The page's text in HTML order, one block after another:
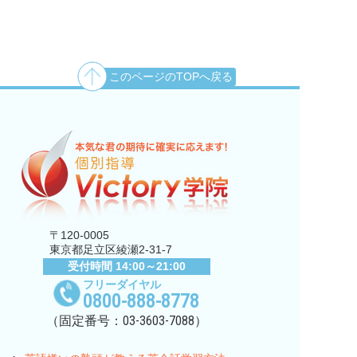
このページのTOPへ戻る
〒120-0005
東京都足立区綾瀬2-31-7
受付時間 14:00～21:00
フリーダイヤル
0800-888-8778
（固定番号： 03-3603-7088）